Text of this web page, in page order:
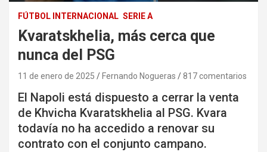
FÚTBOL INTERNACIONAL SERIE A
Kvaratskhelia, más cerca que
nunca del PSG
11 de enero de 2025 Fernando Nogueras 817 comentarios
El Napoli está dispuesto a cerrar la venta
de Khvicha Kvaratskhelia al PSG. Kvara
todavía no ha accedido a renovar su
contrato con el conjunto campano.